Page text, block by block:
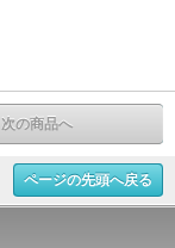
次の商品へ
ページの先頭へ戻る